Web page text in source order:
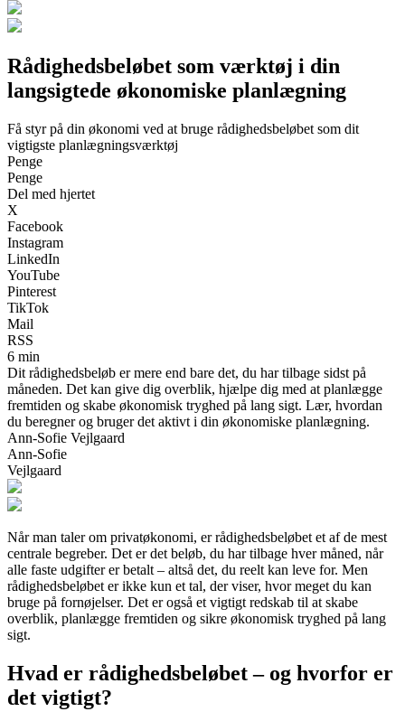
Rådighedsbeløbet som værktøj i din
langsigtede økonomiske planlægning
Få styr på din økonomi ved at bruge rådighedsbeløbet som dit
vigtigste planlægningsværktøj
Penge
Penge
Del med hjertet
X
Facebook
Instagram
LinkedIn
YouTube
Pinterest
TikTok
Mail
RSS
6 min
Dit rådighedsbeløb er mere end bare det, du har tilbage sidst på
måneden. Det kan give dig overblik, hjælpe dig med at planlægge
fremtiden og skabe økonomisk tryghed på lang sigt. Lær, hvordan
du beregner og bruger det aktivt i din økonomiske planlægning.
Ann-Sofie Vejlgaard
Ann-Sofie
Vejlgaard
Når man taler om privatøkonomi, er rådighedsbeløbet et af de mest
centrale begreber. Det er det beløb, du har tilbage hver måned, når
alle faste udgifter er betalt – altså det, du reelt kan leve for. Men
rådighedsbeløbet er ikke kun et tal, der viser, hvor meget du kan
bruge på fornøjelser. Det er også et vigtigt redskab til at skabe
overblik, planlægge fremtiden og sikre økonomisk tryghed på lang
sigt.
Hvad er rådighedsbeløbet – og hvorfor er
det vigtigt?